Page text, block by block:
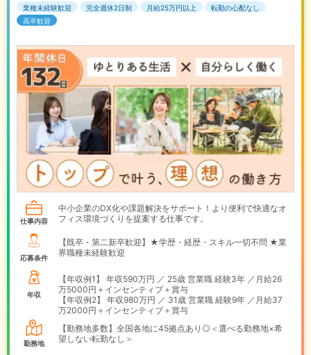
業種未経験歓迎
完全週休2日制 月給25万円以上
転勤の心配なし
高卒歓迎
仕事内容
中小企業のDX化や課題解決をサポート！より便利で快適なオ
フィス環境づくりを提案する仕事です。
応募条件
【既卒・第二新卒歓迎】★学歴・経歴・スキル一切不問 ★業
界職種未経験歓迎
年収
【年収例1】
年収590万円 ／ 25歳 営業職 経験3年 ／月給26
万5000円＋インセンティブ＋賞与
【年収例2】
年収980万円 ／ 31歳 営業職 経験9年 ／月給37
万2000円＋インセンティブ＋賞与
勤務地
【勤務地多数】全国各地に45拠点あり◎＜選べる勤務地×希
望しない転勤なし＞